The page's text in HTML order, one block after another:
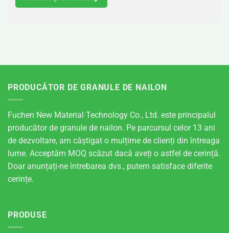
PRODUCĂTOR DE GRANULE DE NAILON
Fuchen New Material Technology Co., Ltd. este principalul
producător de granule de nailon. Pe parcursul celor 13 ani
de dezvoltare, am câștigat o mulțime de clienți din întreaga
lume. Acceptăm MOQ scăzut dacă aveți o astfel de cerință.
Doar anunțați-ne întrebarea dvs., putem satisface diferite
cerințe.
PRODUSE